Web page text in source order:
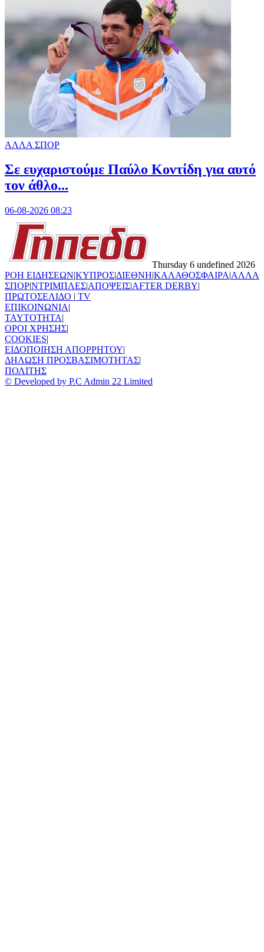
ΑΛΛΑ ΣΠΟΡ
Σε ευχαριστούμε Παύλο Κοντίδη για αυτό
τον άθλο...
06-08-2026 08:23
Thursday 6 undefined 2026
ΡΟΗ ΕΙΔΗΣΕΩΝ|ΚΥΠΡΟΣ|ΔΙΕΘΝΗ|ΚΑΛΑΘΟΣΦΑΙΡΑ|ΑΛΛΑ
ΣΠΟΡ|ΝΤΡΙΜΠΛΕΣ|ΑΠΟΨΕΙΣ|AFTER DERBY|
ΠΡΩΤΟΣΕΛΙΔΟ | TV
ΕΠΙΚΟΙΝΩΝΙΑ|
TAYTOTHTA|
ΟΡΟΙ ΧΡΗΣΗΣ|
COOKIES|
ΕΙΔΟΠΟΙΗΣΗ ΑΠΟΡΡΗΤΟΥ|
ΔΗΛΩΣΗ ΠΡΟΣΒΑΣΙΜΟΤΗΤΑΣ|
ΠΟΛΙΤΗΣ
© Developed by P.C Admin 22 Limited